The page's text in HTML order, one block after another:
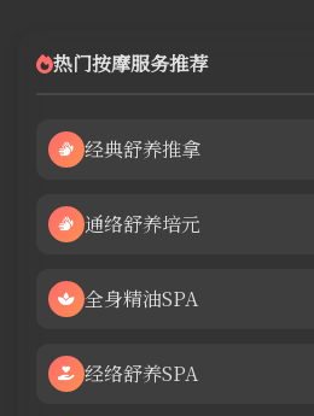
热门按摩服务推荐
经典舒养推拿
通络舒养培元
全身精油SPA
经络舒养SPA